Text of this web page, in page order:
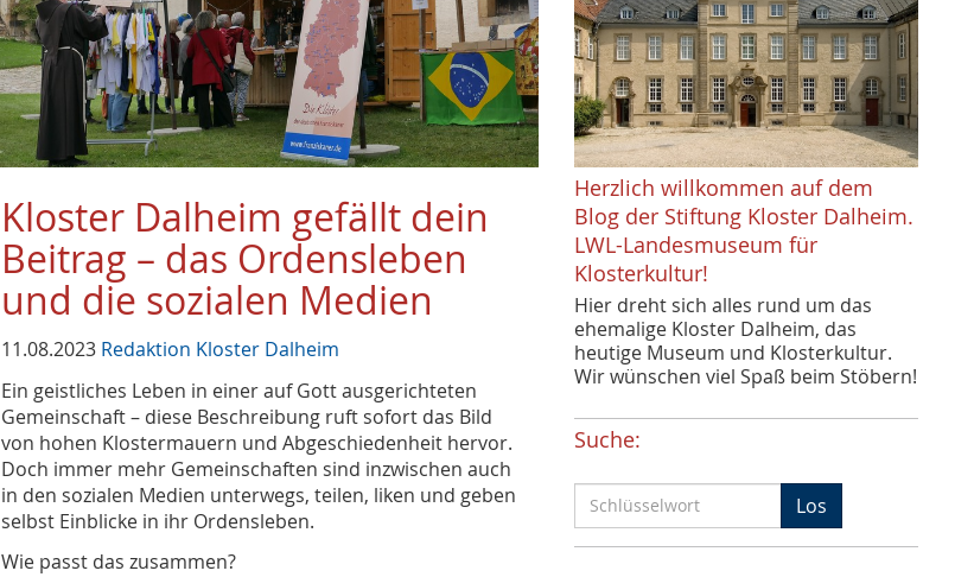
Kloster Dalheim gefällt dein
Beitrag – das Ordensleben
und die sozialen Medien
11.08.2023 Redaktion Kloster Dalheim
Ein geistliches Leben in einer auf Gott ausgerichteten
Gemeinschaft – diese Beschreibung ruft sofort das Bild
von hohen Klostermauern und Abgeschiedenheit hervor.
Doch immer mehr Gemeinschaften sind inzwischen auch
in den sozialen Medien unterwegs, teilen, liken und geben
selbst Einblicke in ihr Ordensleben.
Wie passt das zusammen?
Herzlich willkommen auf dem
Blog der Stiftung Kloster Dalheim.
LWL-Landesmuseum für
Klosterkultur!
Hier dreht sich alles rund um das
ehemalige Kloster Dalheim, das
heutige Museum und Klosterkultur.
Wir wünschen viel Spaß beim Stöbern!
Suche:
c
h
Los